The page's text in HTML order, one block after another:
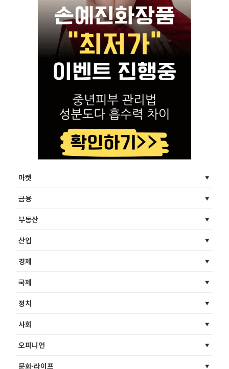
마켓
금융
부동산
산업
경제
국제
정치
사회
오피니언
문화·라이프